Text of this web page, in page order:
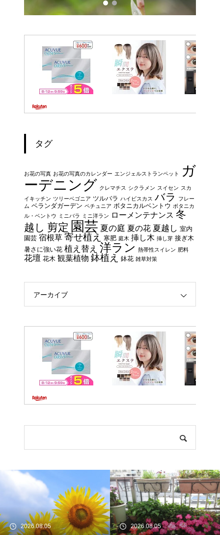
タグ
お花の写真 お花の写真のカレンダー エンジェルストランペット
ガ
ーデニング クレマチス シクラメン スイセン スカ
イキッチン ツリーベゴニア ツルバラ ハイビスカス バラ
フレー
ム ベランダガーデン ペチュニア ボタニカルベントウ ボタニカ
ル・ベントウ
ミニバラ ミニ洋ラン ローメンテナンス 冬
越し 剪定 園芸 夏の庭 夏の花 夏越し 室内
園芸 宿根草 寄せ植え 寒肥 庭木 挿し木 挿し芽 接ぎ木
暑さに強い花 植え替え 洋ラン 熱帯性スイレン 肥料
花壇 花木 観葉植物 鉢植え 鉢花 雑草対策
アーカイブ
2026.08.05
2026.08.05